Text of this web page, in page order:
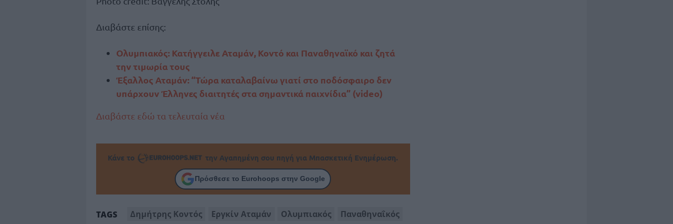
Διαβάστε επίσης:
Ολυμπιακός: Κατήγγειλε Αταμάν, Κοντό και Παναθηναϊκό και ζητά
την τιμωρία τους
Έξαλλος Αταμάν: “Τώρα καταλαβαίνω γιατί στο ποδόσφαιρο δεν
υπάρχουν Έλληνες διαιτητές στα σημαντικά παιχνίδια” (video)
Διαβάστε εδώ τα τελευταία νέα
Κάνε το την Αγαπημένη σου πηγή για Μπασκετική Ενημέρωση.
Πρόσθεσε το Eurohoops στην Google
TAGS Δημήτρης Κοντός Εργκίν Αταμάν Ολυμπιακός Παναθηναΐκός